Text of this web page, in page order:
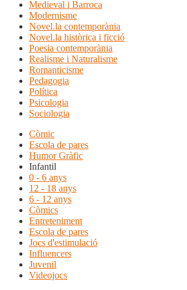
Medieval i Barroca
Modernisme
Novel.la contemporània
Novel.la històrica i ficció
Poesia contemporània
Realisme i Naturalisme
Romanticisme
Pedagogia
Política
Psicologia
Sociologia
Còmic
Escola de pares
Humor Gràfic
Infantil
0 - 6 anys
12 - 18 anys
6 - 12 anys
Còmics
Entreteniment
Escola de pares
Jocs d'estimulació
Influencers
Juvenil
Videojocs